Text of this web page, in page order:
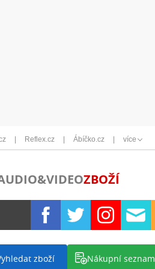
Reflex.cz Ábíčko.cz více
ZBOŽÍ
zboží Nákupní seznam